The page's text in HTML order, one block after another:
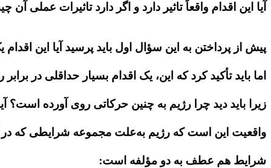
آیا این اقدام واقعاً تاثیر دارد و اگر دارد تاثیرات عملی
پیش از پرداختن به این سؤال اول باید پرسید آیا این
اما باید تأکید کرد که این، یک اقدام بسیار حداقلی در
زیرا باید دید چرا رژیم به چنین حرکاتی روی آورده
واقعیت این است که رژیم به‌علت مجموعه شرایطی که در
شرایط هم عطف به دو مؤلفه است: